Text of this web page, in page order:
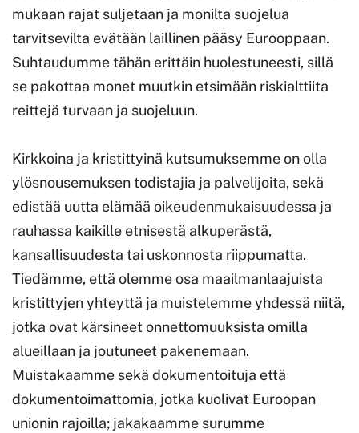
mukaan rajat suljetaan ja monilta suojelua
tarvitsevilta evätään laillinen pääsy Eurooppaan.
Suhtaudumme tähän erittäin huolestuneesti, sillä
se pakottaa monet muutkin etsimään riskialttiita
reittejä turvaan ja suojeluun.
Kirkkoina ja kristittyinä kutsumuksemme on olla
ylösnousemuksen todistajia ja palvelijoita, sekä
edistää uutta elämää oikeudenmukaisuudessa ja
rauhassa kaikille etnisestä alkuperästä,
kansallisuudesta tai uskonnosta riippumatta.
Tiedämme, että olemme osa maailmanlaajuista
kristittyjen yhteyttä ja muistelemme yhdessä niitä,
jotka ovat kärsineet onnettomuuksista omilla
alueillaan ja joutuneet pakenemaan.
Muistakaamme sekä dokumentoituja että
dokumentoimattomia, jotka kuolivat Euroopan
unionin rajoilla; jakakaamme surumme